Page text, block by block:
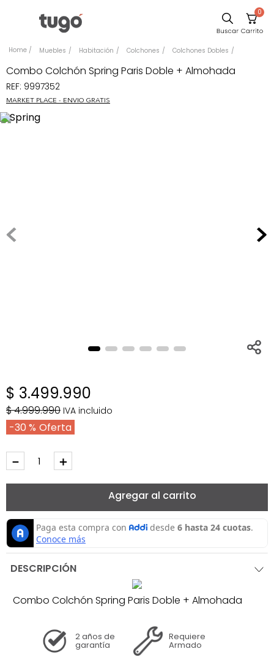
0
Muebles Habitación Colchones Colchones Dobles
Combo Colchón Spring Paris Doble + Almohada
REF: 9997352
MARKET PLACE - ENVIO GRATIS
$ 3.499.990
$4.999.990 IVA incluido
30 %
＋
－
Agregar al carrito
DESCRIPCIÓN
Combo Colchón Spring Paris Doble + Almohada
2 años de
garantía
Requiere
Armado
Comedor
Escritorio